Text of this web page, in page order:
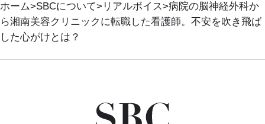
ホーム SBCについて リアルボイス
病院の脳神経外科か
ら湘南美容クリニックに転職した看護師。不安を吹き飛ば
した心がけとは？